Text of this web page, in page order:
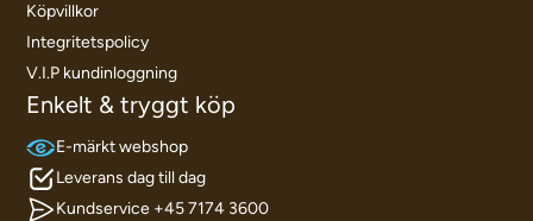
Köpvillkor
Integritetspolicy
V.I.P kundinloggning
Enkelt & tryggt köp
E-märkt webshop
Leverans dag till dag
Kundservice +45 7174 3600